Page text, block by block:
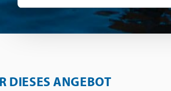
DIESES ANGEBOT